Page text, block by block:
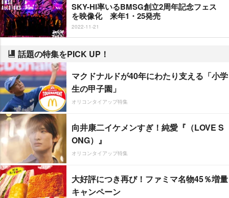
SKY-HI率いるBMSG創立2周年記念フェス
を映像化 来年1・25発売
2022-11-21
話題の特集をPICK UP！
マクドナルドが40年にわたり支える「小学
生の甲子園」
オリコンタイアップ特集
向井康二イケメンすぎ！純愛『（LOVE S
ONG）』
オリコンタイアップ特集
大好評につき再び！ファミマ名物45％増量
キャンペーン